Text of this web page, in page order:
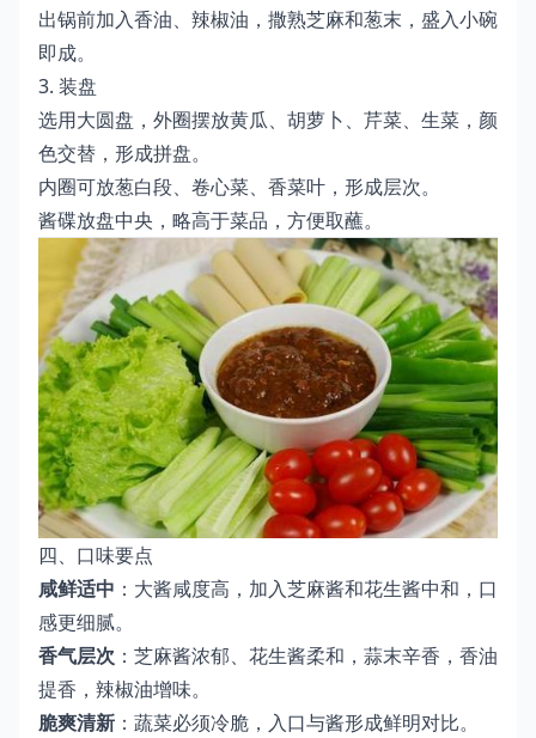
出锅前加入香油、辣椒油，撒熟芝麻和葱末，盛入小碗
即成。
3. 装盘
选用大圆盘，外圈摆放黄瓜、胡萝卜、芹菜、生菜，颜
色交替，形成拼盘。
内圈可放葱白段、卷心菜、香菜叶，形成层次。
酱碟放盘中央，略高于菜品，方便取蘸。
四、口味要点
咸鲜适中 ：大酱咸度高，加入芝麻酱和花生酱中和，口
感更细腻。
香气层次 ：芝麻酱浓郁、花生酱柔和，蒜末辛香，香油
提香，辣椒油增味。
脆爽清新 ：蔬菜必须冷脆，入口与酱形成鲜明对比。